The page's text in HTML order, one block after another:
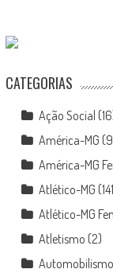
CATEGORIAS
Ação Social
América-MG
América-MG
Atlético-MG
Atlético-MG
Atletismo (2)
Automobilismo